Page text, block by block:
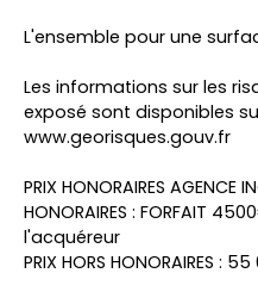
L'ensemble pour une
Les informations sur les
exposé sont disponibles
www.georisques.gouv.fr
PRIX HONORAIRES AGENCE
HONORAIRES : FORFAIT
l'acquéreur
PRIX HORS HONORAIRES :